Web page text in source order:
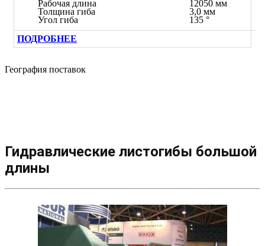
Рабочая длина
Толщина гиба
Угол гиба
12050 мм
3,0 мм
135 °
ПОДРОБНЕЕ
География поставок
Гидравлические листогибы большой
длины